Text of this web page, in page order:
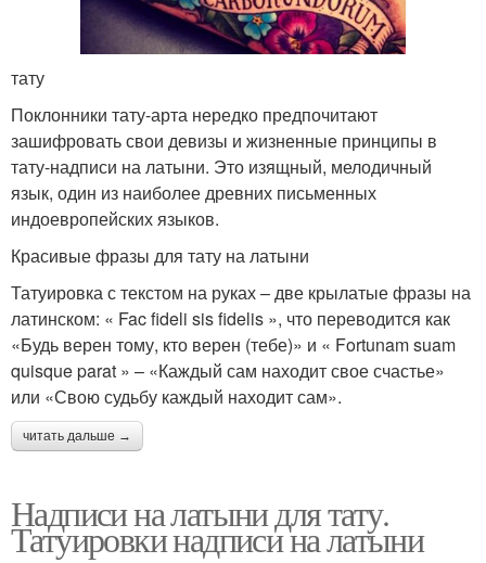
тату
Поклонники тату-арта нередко предпочитают
зашифровать свои девизы и жизненные принципы в
тату-надписи на латыни. Это изящный, мелодичный
язык, один из наиболее древних письменных
индоевропейских языков.
Красивые фразы для тату на латыни
Татуировка с текстом на руках – две крылатые фразы на
латинском: « Fac fideli sis fidelis », что переводится как
«Будь верен тому, кто верен (тебе)» и « Fortunam suam
quisque parat » – «Каждый сам находит свое счастье»
или «Свою судьбу каждый находит сам».
читать дальше →
Надписи на латыни для тату.
Татуировки надписи на латыни